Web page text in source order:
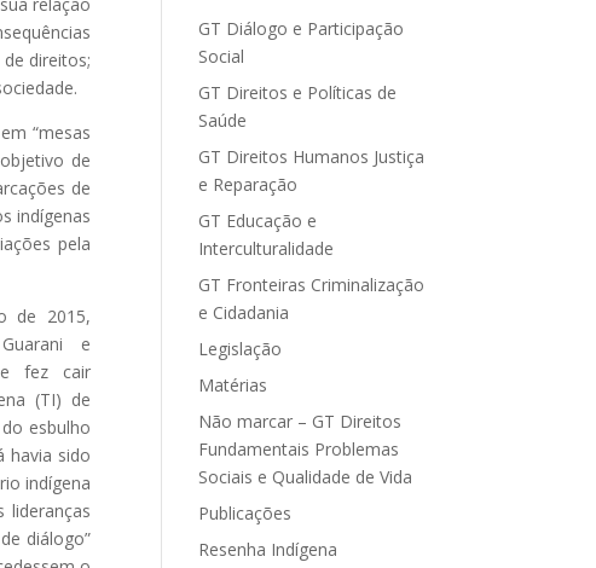
direitos;
“mesas
de
de
indígenas
pela
de 2015,
e
fez cair
(TI) de
esbulho
havia sido
indígena
diálogo”
GT Diálogo e Participação
Social
GT Direitos e Políticas de
Saúde
GT Direitos Humanos Justiça
e Reparação
GT Educação e
Interculturalidade
GT Fronteiras Criminalização
e Cidadania
Legislação
Matérias
Não marcar – GT Direitos
Fundamentais Problemas
Sociais e Qualidade de Vida
Publicações
Resenha Indígena